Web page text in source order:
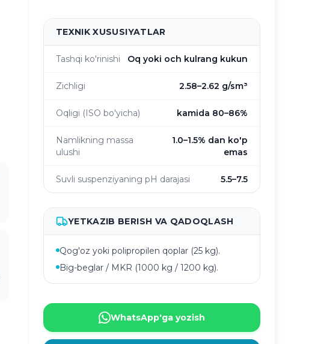
TEXNIK XUSUSIYATLAR
Tashqi ko'rinishi Oq yoki och kulrang kukun
Zichligi 2.58–2.62 g/sm³
Oqligi (ISO bo'yicha) kamida 80–86%
Namlikning massa
ulushi
1.0–1.5% dan ko'p
emas
Suvli suspenziyaning pH darajasi 5.5–7.5
YETKAZIB BERISH VA QADOQLASH
Qog'oz yoki polipropilen qoplar (25 kg).
Big-beglar / MKR (1000 kg / 1200 kg).
WhatsApp'ga yozish